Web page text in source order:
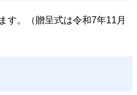
す。（贈呈式は令和7年11月